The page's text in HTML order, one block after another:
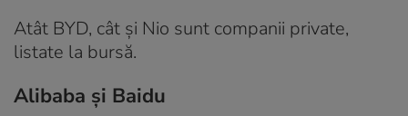
Atât BYD, cât și Nio sunt companii private,
listate la bursă.
Alibaba și Baidu